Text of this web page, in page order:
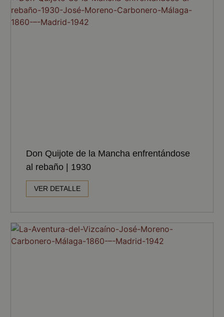
Don Quijote de la Mancha enfrentándose
al rebaño | 1930
VER DETALLE